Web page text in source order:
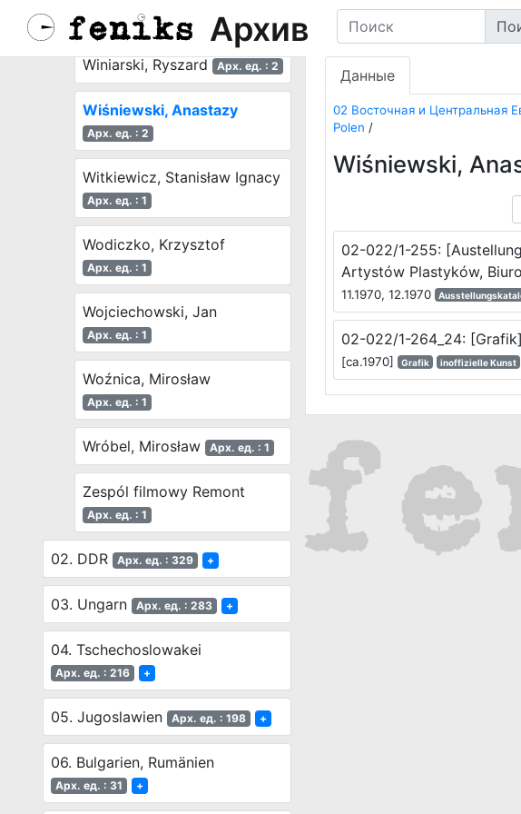
Архив
Wielgosz, Andrzej Арх. ед. : 8
Winiarski, Ryszard Арх. ед. : 2
Wiśniewski, Anastazy
Арх. ед. : 2
Witkiewicz, Stanisław Ignacy
Арх. ед. : 1
Wodiczko, Krzysztof
Арх. ед. : 1
Wojciechowski, Jan
Арх. ед. : 1
Woźnica, Mirosław
Арх. ед. : 1
Wróbel, Mirosław Арх. ед. : 1
Zespól filmowy Remont
Арх. ед. : 1
02. DDR Арх. ед. : 329 +
03. Ungarn Арх. ед. : 283 +
04. Tschechoslowakei
Арх. ед. : 216 +
05. Jugoslawien Арх. ед. : 198 +
06. Bulgarien, Rumänien
Арх. ед. : 31 +
Данные
02 Восточная и Центральная
Polen /
Wiśniewski,
02-022/1-255:
Artystów Plastyków,
11.1970, 12.1970
02-022/1-264_24:
[ca.1970] Grafik inoffizielle Kunst